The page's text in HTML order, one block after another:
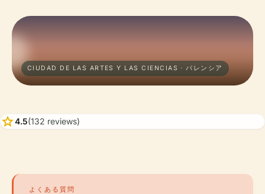
CIUDAD DE LAS ARTES Y LAS CIENCIAS · バレンシア
star4.5(132 reviews)
よくある質問